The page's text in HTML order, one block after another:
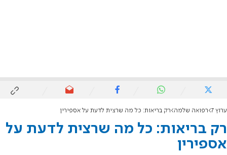
ערוץ 7 רפואה שלמה רק בריאות: כל מה שרצית לדעת על אספירין
רק בריאות: כל מה שרצית לדעת על
אספירין